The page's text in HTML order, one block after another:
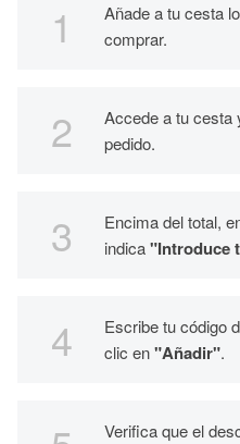
Añade a tu cesta
comprar.
Accede a tu cesta
pedido.
Encima del total,
indica"Introduce
Escribe tu código
clic en"Añadir".
Verifica que el